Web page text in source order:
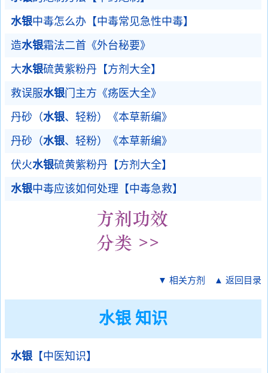
水银中毒怎么办【中毒常见急性中毒】
造水银霜法二首《外台秘要》
大水银硫黄紫粉丹【方剂大全】
救误服水银门主方《疡医大全》
丹砂（水银、轻粉）《本草新编》
丹砂（水银、轻粉）《本草新编》
伏火水银硫黄紫粉丹【方剂大全】
水银中毒应该如何处理【中毒急救】
▼ 相关方剂 ▲ 返回目录
水银 知识
水银【中医知识】